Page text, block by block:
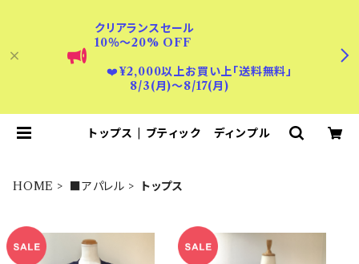
クリアランスセール
10％〜20% OFF
❤️¥2,000以上お買い上「送料無料」
8/3(月)〜8/17(月)
トップス | ブティック ディンプル
HOME ■アパレル トップス